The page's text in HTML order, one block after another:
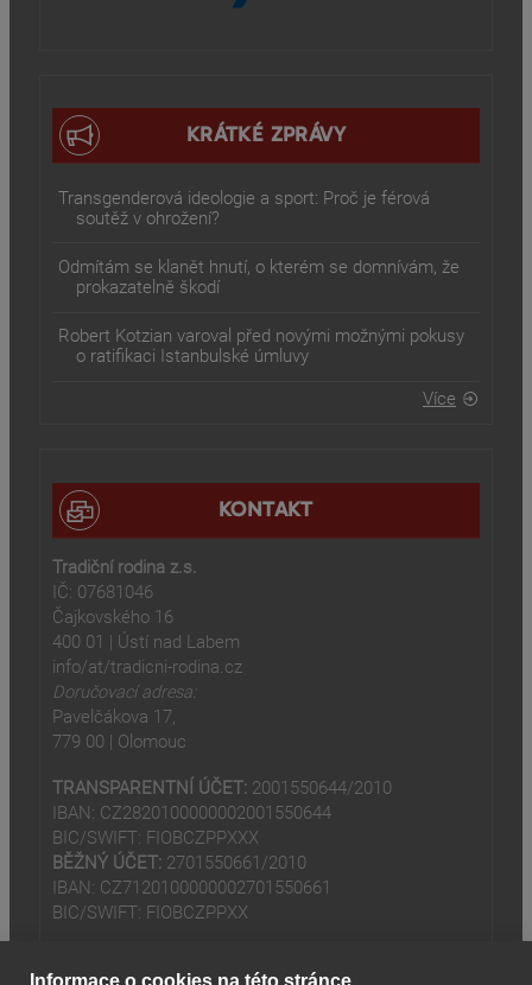
KRÁTKÉ ZPRÁVY
Transgenderová ideologie a sport: Proč je férová
soutěž v ohrožení?
Odmítám se klanět hnutí, o kterém se domnívám, že
prokazatelně škodí
Robert Kotzian varoval před novými možnými pokusy
o ratifikaci Istanbulské úmluvy
Více
KONTAKT
Tradiční rodina z.s.
IČ: 07681046
Čajkovského 16
400 01 | Ústí nad Labem
info/at/tradicni-rodina.cz
Doručovací adresa:
Pavelčákova 17,
779 00 | Olomouc
TRANSPARENTNÍ ÚČET: 2001550644/2010
IBAN: CZ2820100000002001550644
BIC/SWIFT: FIOBCZPPXXX
BĚŽNÝ ÚČET: 2701550661/2010
IBAN: CZ7120100000002701550661
BIC/SWIFT: FIOBCZPPXX
Informace o cookies na této stránce